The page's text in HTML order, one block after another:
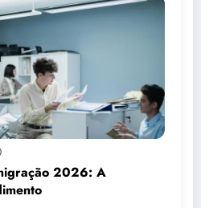
2026: A